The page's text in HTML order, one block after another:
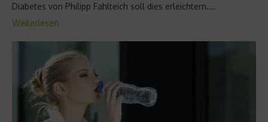
Diabetes von Philipp Fahlteich soll dies erleichtern....
Weiterlesen